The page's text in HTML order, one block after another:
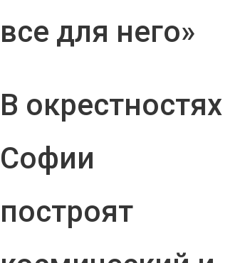
все для него»
В окрестностях
Софии
построят